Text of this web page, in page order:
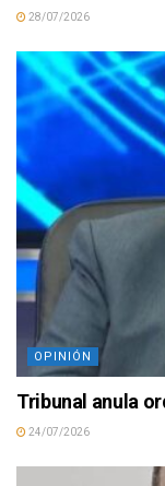
28/07/2026
OPINIÓN
Tribunal anula
24/07/2026